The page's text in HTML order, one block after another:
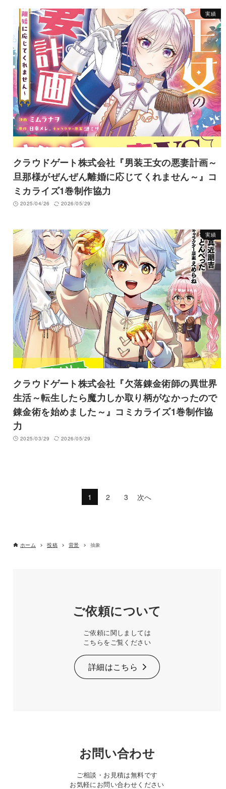
クラウドゲート株式会社『男装王女の悪妻計画～
旦那様がぜんぜん離婚に応じてくれません～』コ
ミカライズ1巻制作協力
2025/04/26 2026/05/29
実績
クラウドゲート株式会社『欠落錬金術師の異世界
生活～転生したら魔力しか取り柄がなかったので
錬金術を始めました～』コミカライズ1巻制作協
力
2025/03/29 2026/05/29
実績
1 2 3 次へ
ホーム 投稿 背景 抽象
ご依頼について
ご依頼に関しましては
こちらをご覧ください
詳細はこちら
お問い合わせ
ご相談・お見積は無料です
お気軽にお問い合わせください